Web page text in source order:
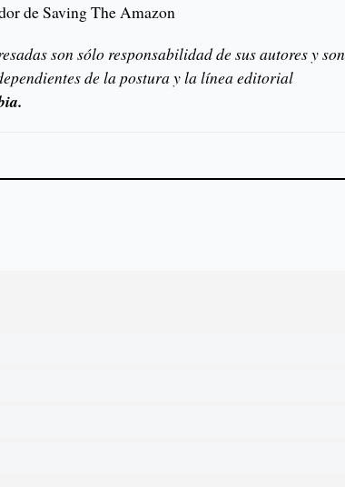
de Saving The Amazon
son sólo responsabilidad de sus autores y son
de la postura y la línea editorial